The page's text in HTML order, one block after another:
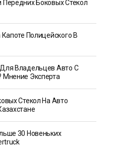
Боковых Стекол
Полицейского В
Владельцев Авто С
Мнение Эксперта
Стекол На Авто
30 Новеньких